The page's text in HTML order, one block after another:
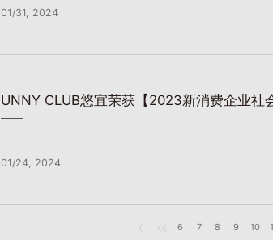
01/31, 2024
UNNY CLUB悠宜荣获【2023新消费企业社
01/24, 2024
6 7 8 9 10